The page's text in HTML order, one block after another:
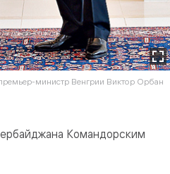
министр Венгрии Виктор Орбан
Командорским